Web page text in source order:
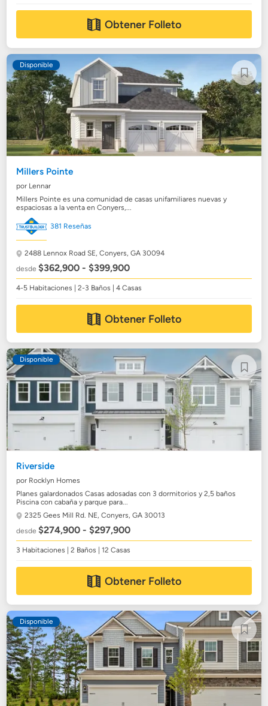
Obtener Folleto
Disponible
Millers Pointe
por Lennar
Millers Pointe es una comunidad de casas unifamiliares nuevas y
espaciosas a la venta en Conyers,...
381 Reseñas
2488 Lennox Road SE,Conyers, GA 30094
desde$362,900 - $399,900
4-5 Habitaciones | 2-3 Baños | 4 Casas
Obtener Folleto
Disponible
Riverside
por Rocklyn Homes
Planes galardonados Casas adosadas con 3 dormitorios y 2,5 baños
Piscina con cabaña y parque para...
2325 Gees Mill Rd. NE,Conyers, GA 30013
desde$274,900 - $297,900
3 Habitaciones | 2 Baños | 12 Casas
Obtener Folleto
Disponible